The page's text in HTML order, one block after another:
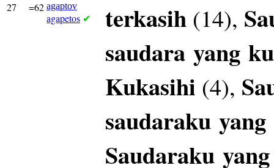
27 =62 agaptov
agapetos ✔ terkasih (14),
saudara yang
Kukasihi (4),
saudaraku yang
Saudaraku yang